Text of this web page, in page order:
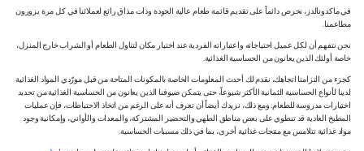
في ماكدونالدز، نحرص دائماً على تقديم قائمة طعام عالية الجودة وذات مذاق رائع لعملائنا في كل مرة يزورون
مطاعمنا.
نحن نتفهم أن لكل عميل احتياجاته واعتباراته الفردية عند اختيار مكان لتناول الطعام أو الشراب خارج المنزل،
خاصة أولئك الذين يعانون من الحساسية الغذائية.
كجزء من التزامنا اتجاهك، نقدم لك أحدث المعلومات الخاصة بالمكونات المتاحة من قبل مورّدي المواد الغذائية
لدينا لأنواع الحساسية الثمانية الأكثر شيوعاً، حتى يتمكن ضيوفنا الذين يعانون من الحساسية الغذائية من تحديد
اختيارات مدروسة للطعام. ومع ذلك، نريدك أيضاً أن تعرف أنه على الرغم من اتخاذ الاحتياطات، فإن عمليات
المطبخ العادية قد تنطوي على بعض مناطق الطهي والتحضير المشتركة، والمعدات والأواني، وإمكانية وجود
مواد غذائية تتلامس مع منتجات غذائية أخرى، بما في ذلك مسببات الحساسية.